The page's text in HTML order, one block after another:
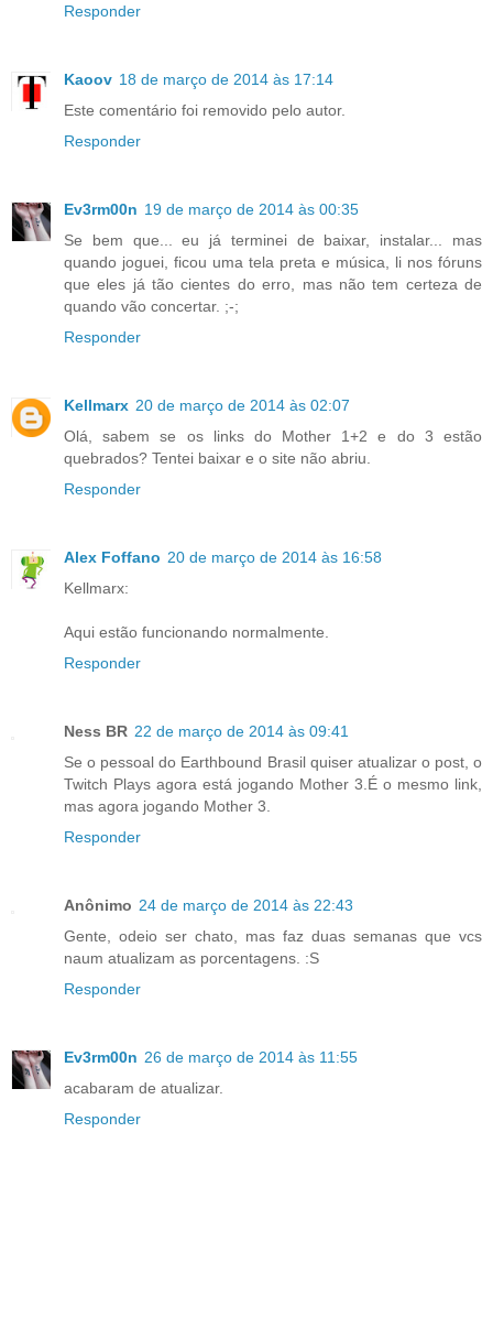
Responder
Kaoov 18 de março de 2014 às 17:14
Este comentário foi removido pelo autor.
Responder
Ev3rm00n 19 de março de 2014 às 00:35
Se bem que... eu já terminei de baixar, instalar... mas
quando joguei, ficou uma tela preta e música, li nos fóruns
que eles já tão cientes do erro, mas não tem certeza de
quando vão concertar. ;-;
Responder
Kellmarx 20 de março de 2014 às 02:07
Olá, sabem se os links do Mother 1+2 e do 3 estão
quebrados? Tentei baixar e o site não abriu.
Responder
Alex Foffano 20 de março de 2014 às 16:58
Kellmarx:
Aqui estão funcionando normalmente.
Responder
Ness BR 22 de março de 2014 às 09:41
Se o pessoal do Earthbound Brasil quiser atualizar o post, o
Twitch Plays agora está jogando Mother 3.É o mesmo link,
mas agora jogando Mother 3.
Responder
Anônimo 24 de março de 2014 às 22:43
Gente, odeio ser chato, mas faz duas semanas que vcs
naum atualizam as porcentagens. :S
Responder
Ev3rm00n 26 de março de 2014 às 11:55
acabaram de atualizar.
Responder